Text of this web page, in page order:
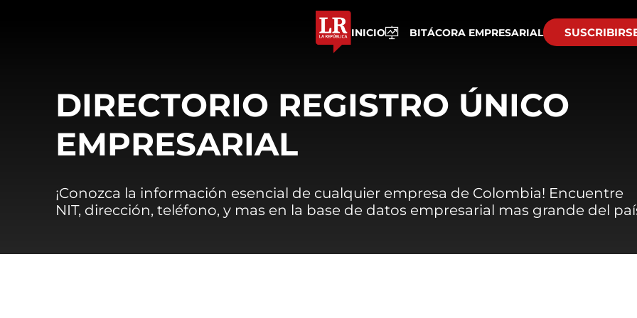
INICIO BITÁCORA EMPRESARIAL
DIRECTORIO REGISTRO ÚNICO
EMPRESARIAL
¡Conozca la información esencial de cualquier empresa de Colombia! Encuentre
NIT, dirección, teléfono, y mas en la base de datos empresarial mas grande del